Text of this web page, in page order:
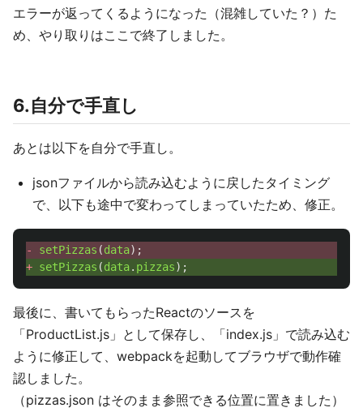
エラーが返ってくるようになった（混雑していた？）た
め、やり取りはここで終了しました。
6.自分で手直し
あとは以下を自分で手直し。
jsonファイルから読み込むように戻したタイミング
で、以下も途中で変わってしまっていたため、修正。
- setPizzas (data);
+ setPizzas (data. pizzas);
最後に、書いてもらったReactのソースを
「ProductList.js」として保存し、「index.js」で読み込む
ように修正して、webpackを起動してブラウザで動作確
認しました。
（pizzas.json はそのまま参照できる位置に置きました）